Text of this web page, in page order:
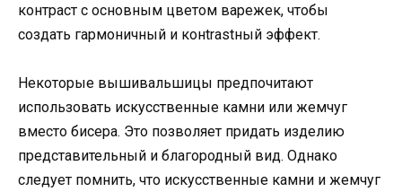
контраст с основным цветом варежек, чтобы
создать гармоничный и конtrastный эффект.
Некоторые вышивальшицы предпочитают
использовать искусственные камни или жемчуг
вместо бисера. Это позволяет придать изделию
представительный и благородный вид. Однако
следует помнить, что искусственные камни и жемчуг